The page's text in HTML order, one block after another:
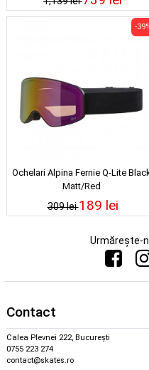
Ochelari Alpina Fernie Q-Lite
Matt/Red
309 lei
-
189 lei
Urmărește-
Contact
Calea Plevnei 222, București
0755 223 274
contact@skates.ro